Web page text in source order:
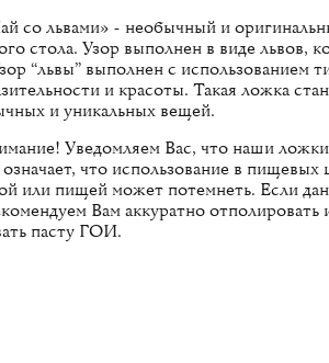
со львами» - необычный и
стола. Узор выполнен в виде львов,
“львы” выполнен с использованием
и красоты. Такая ложка
и уникальных вещей.
Уведомляем Вас, что наши
что использование в пищевых
или пищей может потемнеть. Если
Вам аккуратно отполировать
пасту ГОИ.